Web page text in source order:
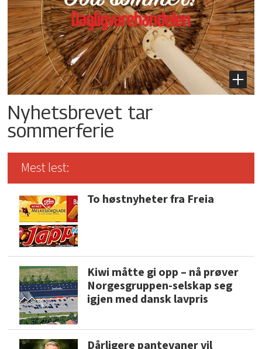
Nyhetsbrevet tar
sommerferie
Mest lest:
To høstnyheter fra Freia
Kiwi måtte gi opp – nå prøver
Norgesgruppen-selskap seg
igjen med dansk lavpris
Dårligere pantevaner vil